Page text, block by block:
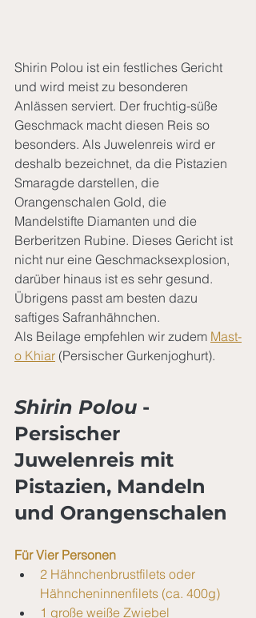
Shirin Polou ist ein festliches Gericht
und wird meist zu besonderen
Anlässen serviert. Der fruchtig-süße
Geschmack macht diesen Reis so
besonders. Als Juwelenreis wird er
deshalb bezeichnet, da die Pistazien
Smaragde darstellen, die
Orangenschalen Gold, die
Mandelstifte Diamanten und die
Berberitzen Rubine. Dieses Gericht ist
nicht nur eine Geschmacksexplosion,
darüber hinaus ist es sehr gesund.
Übrigens passt am besten dazu
saftiges Safranhähnchen.
Als Beilage empfehlen wir zudem Mast-
o Khiar (Persischer Gurkenjoghurt).
Shirin Polou -
Persischer
Juwelenreis mit
Pistazien, Mandeln
und Orangenschalen
Für Vier Personen
2 Hähnchenbrustfilets oder
Hähncheninnenfilets (ca. 400g)
1 große weiße Zwiebel